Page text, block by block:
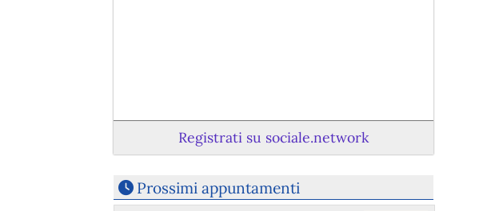
Registrati su sociale.network
Prossimi appuntamenti